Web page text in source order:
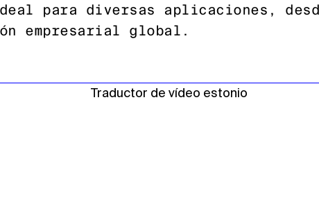
para diversas aplicaciones,
empresarial global.